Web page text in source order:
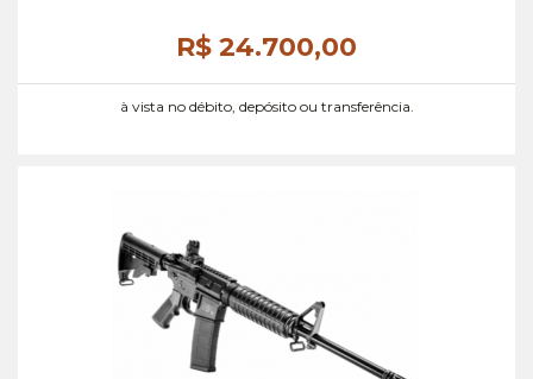
R$ 24.700,00
à vista no débito, depósito ou transferência.